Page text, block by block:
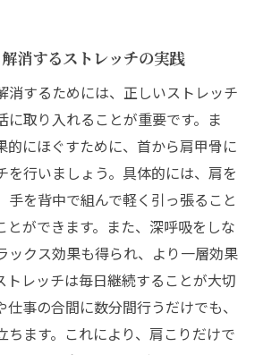
消するストレッチの実践
消するためには、正しいストレッチ
に取り入れることが重要です。ま
的にほぐすために、首から肩甲骨に
を行いましょう。具体的には、肩を
手を背中で組んで軽く引っ張ること
とができます。また、深呼吸をしな
ックス効果も得られ、より一層効果
トレッチは毎日継続することが大切
事の合間に数分間行うだけでも、
ちます。これにより、肩こりだけで